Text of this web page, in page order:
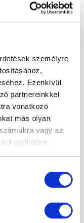
személyre
Ezenkívül
partnereinkkel
vonatkozó
más olyan
vagy az
gyűjtöttek.
szorosan
RI%
(50 g-
ban)
kJ /
1%
0%